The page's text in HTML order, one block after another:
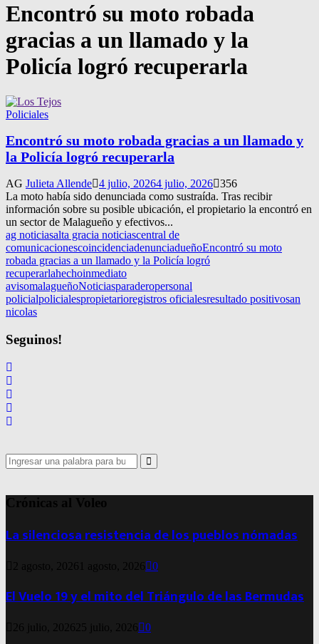
Encontró su moto robada
gracias a un llamado y la
Policía logró recuperarla
Policiales
Encontró su moto robada gracias a un llamado y
la Policía logró recuperarla
AG Julieta Allende 4 julio, 20264 julio, 2026 356
La moto había sido denunciada como sustraída. Tras recibir
información sobre su posible ubicación, el propietario la encontró en
un sector de Malagueño y efectivos...
ag noticiasalta gracia noticiascentral de
comunicacionescoincidenciadenunciadueñoEncontró su moto
robada gracias a un llamado y la Policía logró
recuperarlahechoinmediato
avisomalagueñoNoticiasparaderopersonal
policialpolicialespropietarioregistros oficialesresultado positivosan
nicolas
Seguinos!
Search
for:
Search
Crónicas al Voleo
La silenciosa resistencia de los pueblos nómadas
2 agosto, 2026 1 agosto, 2026 0
El Vuelo 19 y el mito del Triángulo de las Bermudas
26 julio, 2026 25 julio, 2026 0